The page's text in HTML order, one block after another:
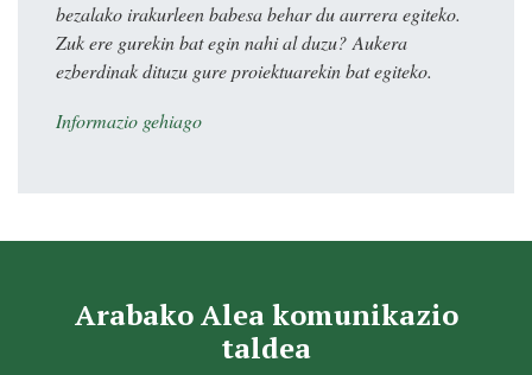
bezalako irakurleen babesa behar du aurrera egiteko.
Zuk ere gurekin bat egin nahi al duzu? Aukera
ezberdinak dituzu gure proiektuarekin bat egiteko.
Informazio gehiago
Arabako Alea komunikazio
taldea